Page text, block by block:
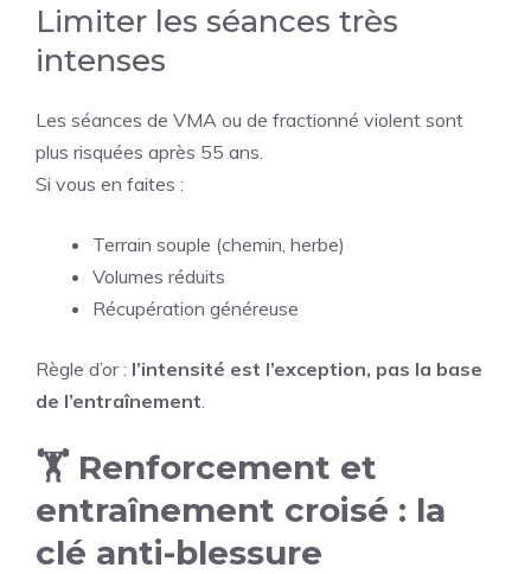
Limiter les séances très
intenses
Les séances de VMA ou de fractionné violent sont
plus risquées après 55 ans.
Si vous en faites :
Terrain souple (chemin, herbe)
Volumes réduits
Récupération généreuse
Règle d’or : l’intensité est l’exception, pas la base
de l’entraînement
🏋️ Renforcement et
entraînement croisé : la
clé anti-blessure